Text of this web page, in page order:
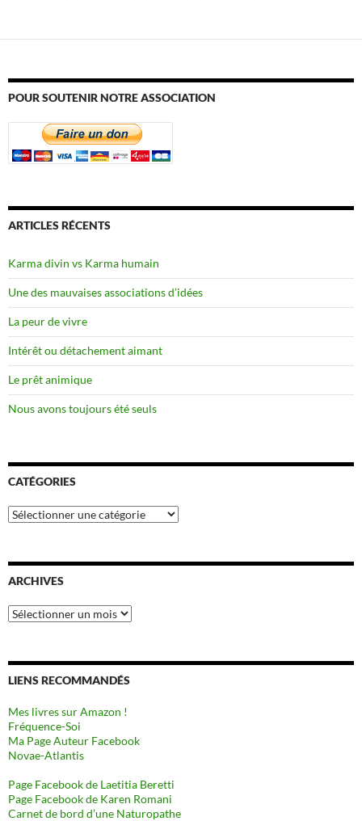
POUR SOUTENIR NOTRE ASSOCIATION
ARTICLES RÉCENTS
Karma divin vs Karma humain
Une des mauvaises associations d’idées
La peur de vivre
Intérêt ou détachement aimant
Le prêt animique
Nous avons toujours été seuls
CATÉGORIES
Catégories
ARCHIVES
Archives
LIENS RECOMMANDÉS
Mes livres sur Amazon !
Fréquence-Soi
Ma Page Auteur Facebook
Novae-Atlantis
Page Facebook de Laetitia Beretti
Page Facebook de Karen Romani
Carnet de bord d’une Naturopathe